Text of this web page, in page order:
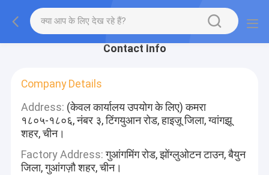
Contact Info
Company Details
Address: (केवल कार्यालय उपयोग के लिए) कमरा
१८०५-१८०६, नंबर ३, टिंगयुआन रोड, हाइज़ू जिला, ग्वांगझू
शहर, चीन।
Factory Address:गुआंगमिंग रोड, झोंग्लुओटन टाउन, बैयुन
जिला, गुआंगज़ौ शहर, चीन।